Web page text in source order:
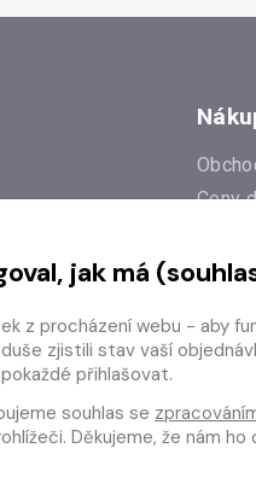
Ceny
jak má
z procházení webu - aby
zjistili stav vaší
přihlašovat.
souhlas se
Děkujeme, že nám